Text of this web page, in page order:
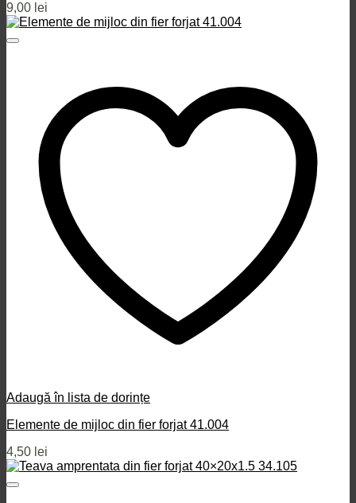
9,00 lei
Adaugă în lista de dorințe
Elemente de mijloc din fier forjat 41.004
4,50 lei